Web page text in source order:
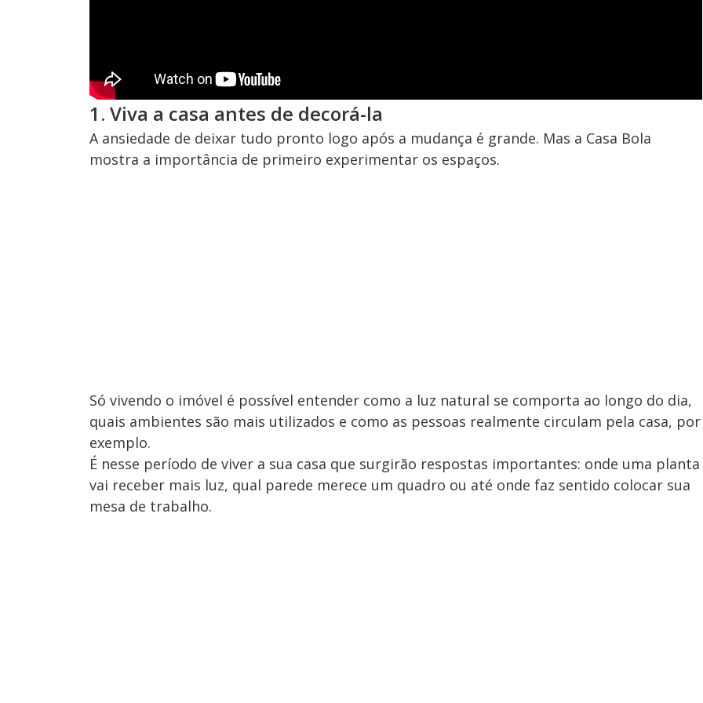
1. Viva a casa antes de decorá-la
A ansiedade de deixar tudo pronto logo após a mudança é grande. Mas a Casa Bola
mostra a importância de primeiro experimentar os espaços.
Só vivendo o imóvel é possível entender como a luz natural se comporta ao longo do dia,
quais ambientes são mais utilizados e como as pessoas realmente circulam pela casa, por
exemplo.
É nesse período de viver a sua casa que surgirão respostas importantes: onde uma planta
vai receber mais luz, qual parede merece um quadro ou até onde faz sentido colocar sua
mesa de trabalho.